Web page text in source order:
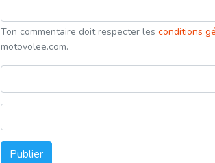
Ton commentaire doit respecter les conditions
motovolee.com.
Publier